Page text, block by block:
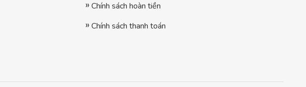
Chính sách hoàn tiền
Chính sách thanh toán